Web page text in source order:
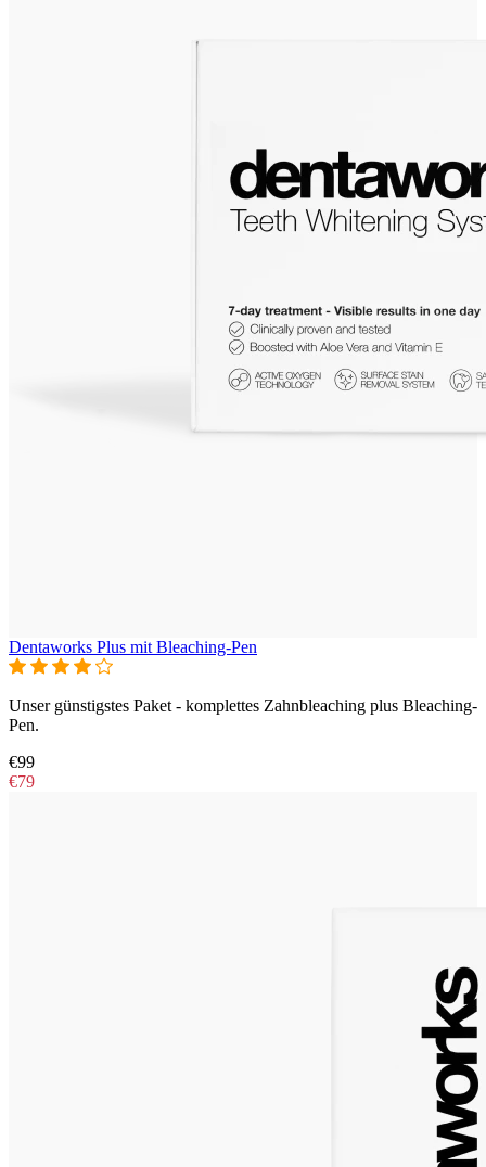
Dentaworks Plus mit Bleaching-Pen
Unser günstigstes Paket - komplettes Zahnbleaching plus Bleaching-
Pen.
€99
€79